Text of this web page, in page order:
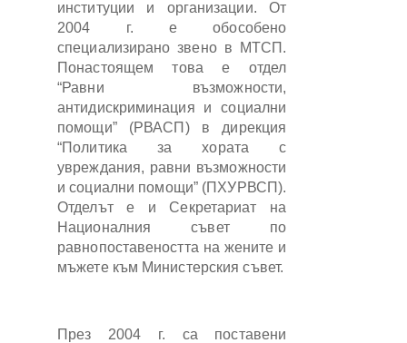
институции и организации. От
2004 г. е обособено
специализирано звено в МТСП.
Понастоящем това е отдел
“Равни възможности,
антидискриминация и социални
помощи” (РВАСП) в дирекция
“Политика за хората с
увреждания, равни възможности
и социални помощи” (ПХУРВСП).
Отделът е и Секретариат на
Националния съвет по
равнопоставеността на жените и
мъжете към Министерския съвет.
През 2004 г. са поставени